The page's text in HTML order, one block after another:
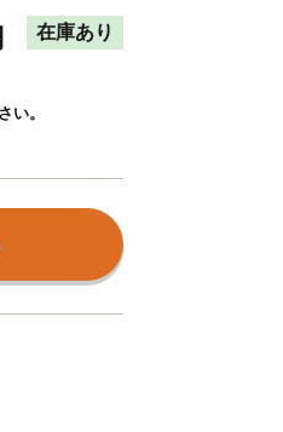
在庫あり
い。